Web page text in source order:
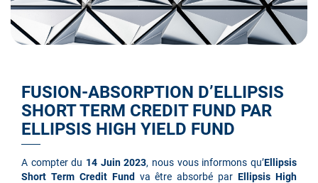
FUSION-ABSORPTION D’ELLIPSIS
SHORT TERM CREDIT FUND PAR
ELLIPSIS HIGH YIELD FUND
A compter du 14 Juin 2023, nous vous informons qu’Ellipsis
Short Term Credit Fund va être absorbé parEllipsis High